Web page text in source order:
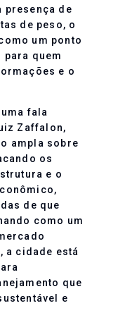
presença de
de peso, o
um ponto
quem
e o
fala
Zaffalon,
ampla sobre
os
e o
de que
como um
a cidade está
que
e